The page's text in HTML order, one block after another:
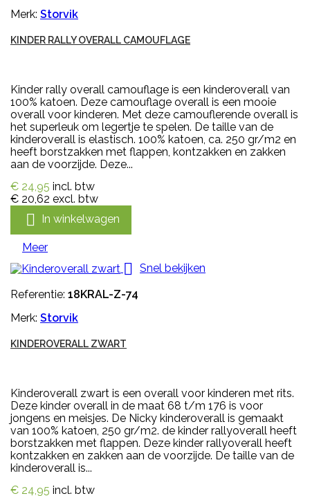
Merk: Storvik
KINDER RALLY OVERALL CAMOUFLAGE
Kinder rally overall camouflage is een kinderoverall van
100% katoen. Deze camouflage overall is een mooie
overall voor kinderen. Met deze camouflerende overall is
het superleuk om legertje te spelen. De taille van de
kinderoverall is elastisch. 100% katoen, ca. 250 gr/m2 en
heeft borstzakken met flappen, kontzakken en zakken
aan de voorzijde. Deze...
€ 24,95 incl. btw
€ 20,62 excl. btw
 In winkelwagen
Meer
 Snel bekijken
Referentie: 18KRAL-Z-74
Merk: Storvik
KINDEROVERALL ZWART
Kinderoverall zwart is een overall voor kinderen met rits.
Deze kinder overall in de maat 68 t/m 176 is voor
jongens en meisjes. De Nicky kinderoverall is gemaakt
van 100% katoen, 250 gr/m2. de kinder rallyoverall heeft
borstzakken met flappen. Deze kinder rallyoverall heeft
kontzakken en zakken aan de voorzijde. De taille van de
kinderoverall is...
€ 24,95 incl. btw